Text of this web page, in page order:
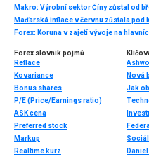
Makro: Výrobní sektor Číny zůstal od
Maďarská inflace v červnu zůstala pod
Forex: Koruna v zajetí vývoje na
Forex slovník pojmů
Reflace
Kovariance
Bonus shares
P/E (Price/Earnings ratio)
ASK cena
Preferred stock
Markup
Realtime kurz
Nová
Jak